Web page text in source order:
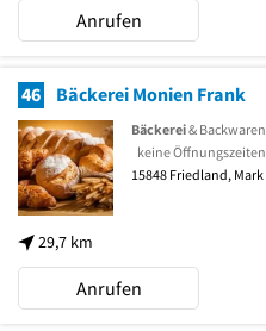
Anrufen
46 Bäckerei Monien Frank
29,7 km
Bäckerei& Backwaren
keine Öffnungszeiten
15848 Friedland, Mark
Anrufen